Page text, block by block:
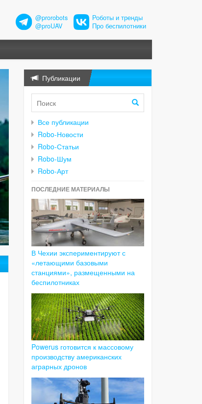
@prorobots
@proUAV
Роботы и тренды
Про беспилотники
Публикации
Все публикации
Robo-Новости
Robo-Статьи
Robo-Шум
Robo-Арт
ПОСЛЕДНИЕ МАТЕРИАЛЫ
В Чехии экспериментируют с
«летающими базовыми
станциями», размещенными на
беспилотниках
Powerus готовится к массовому
производству американских
аграрных дронов